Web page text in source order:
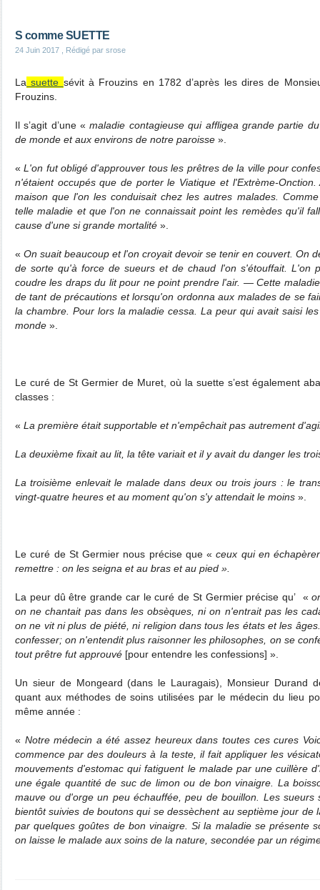
S comme SUETTE
24 Juin 2017 , Rédigé par srose
La suette sévit à Frouzins en 1782 d’après les dires de
Frouzins.
Il s’agit d’une « maladie contagieuse qui affligea grande partie
de monde et aux environs de notre paroisse ».
« L'on fut obligé d'approuver tous les prêtres de la ville pour
n'étaient occupés que de porter le Viatique et l'Extrème-
maison que l'on les conduisait chez les autres malades.
telle maladie et que l'on ne connaissait point les remèdes qu'il
cause d'une si grande mortalité ».
« On suait beaucoup et l'on croyait devoir se tenir en couvert. On
de sorte qu'à force de sueurs et de chaud l'on s'étouffait. L'on
coudre les draps du lit pour ne point prendre l'air. — Cette
de tant de précautions et lorsqu'on ordonna aux malades de se
la chambre. Pour lors la maladie cessa. La peur qui avait saisi
monde ».
Le curé de St Germier de Muret, où la suette s’est également
classes :
« La première était supportable et n'empêchait pas autrement
La deuxième fixait au lit, la tête variait et il y avait du danger les
La troisième enlevait le malade dans deux ou trois jours : le
vingt-quatre heures et au moment qu'on s'y attendait le moins ».
Le curé de St Germier nous précise que «ceux qui en
remettre : on les seigna et au bras et au pied ».
La peur dû être grande car le curé de St Germier précise qu’ «
on ne chantait pas dans les obsèques, ni on n'entrait pas les
on ne vit ni plus de piété, ni religion dans tous les états et les
confesser; on n'entendit plus raisonner les philosophes, on se
tout prêtre fut approuvé [pour entendre les confessions] ».
Un sieur de Mongeard (dans le Lauragais), Monsieur Durand
quant aux méthodes de soins utilisées par le médecin du lieu
même année :
« Notre médecin a été assez heureux dans toutes ces cures
commence par des douleurs à la teste, il fait appliquer les
mouvements d'estomac qui fatiguent le malade par une cuillère
une égale quantité de suc de limon ou de bon vinaigre. La
mauve ou d'orge un peu échauffée, peu de bouillon. Les sueurs
bientôt suivies de boutons qui se dessèchent au septième jour de
par quelques goûtes de bon vinaigre. Si la maladie se présente
on laisse le malade aux soins de la nature, secondée par un